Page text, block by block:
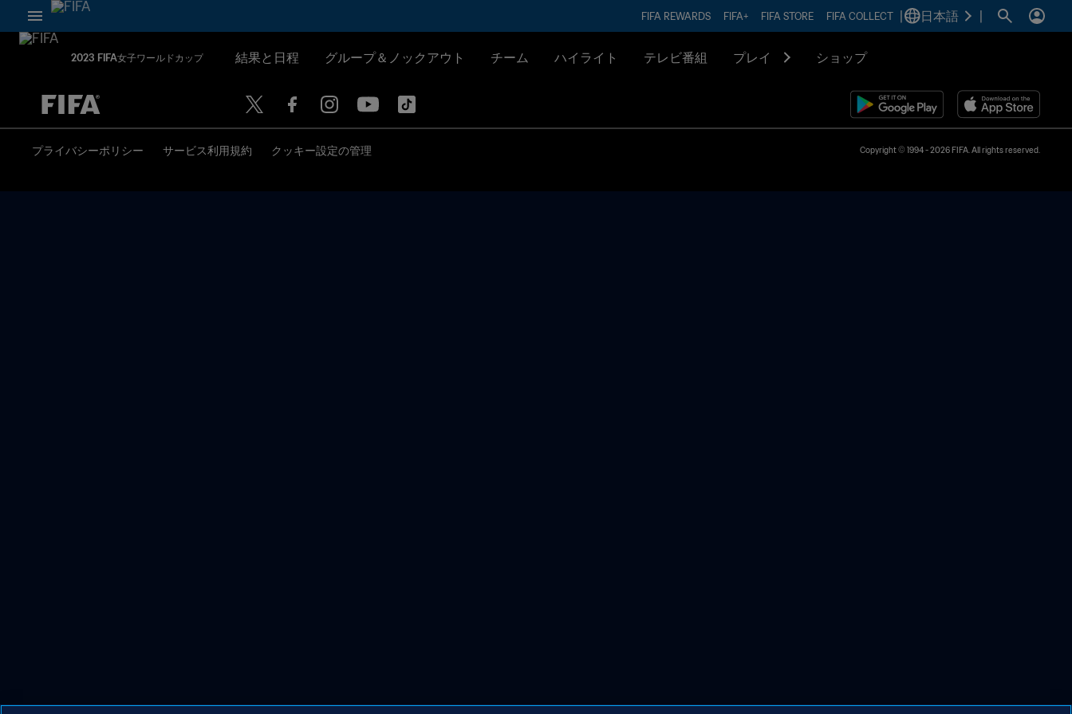
FIFA REWARDS FIFA+ FIFA STORE FIFA COLLECT 日本語
2023 FIFA女子ワールドカップ 結果と日程 グループ＆ノックアウト チーム ハイライト テレビ番組 プレイ ショップ
未定 vs 未定
プライバシーポリシー サービス利用規約 クッキー設定の管理 Copyright © 1994 - 2026 FIFA. All rights reserved.